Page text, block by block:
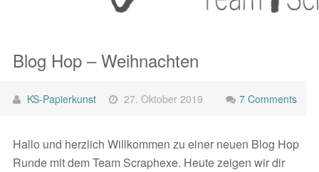
Blog Hop – Weihnachten
KS-Papierkunst 27. Oktober 2019 7 Comments
Hallo und herzlich Willkommen zu einer neuen Blog Hop
Runde mit dem Team Scraphexe. Heute zeigen wir dir